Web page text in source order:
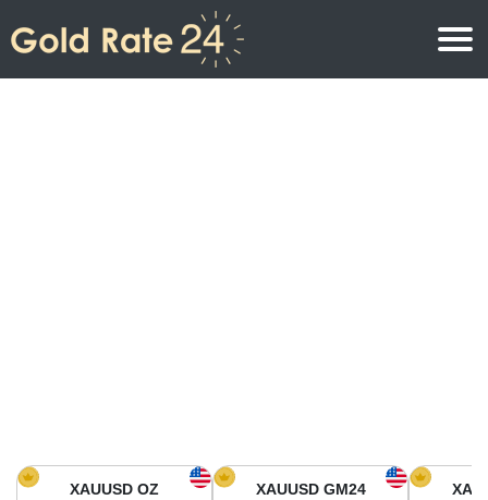
Precio del Oro hoy en América del sur
XAUUSD OZ XAUUSD GM24